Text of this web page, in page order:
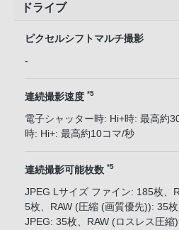
ドライブ
ピクセルシフトマルチ撮影
-
連続撮影速度 *5
電子シャッター時: Hi+時: 最高約
時: Hi+: 最高約10コマ/秒
連続撮影可能枚数 *5
JPEG Lサイズ ファイン: 185枚、
5枚、RAW (圧縮 (画質優先)): 35
JPEG: 35枚、RAW (ロスレス圧